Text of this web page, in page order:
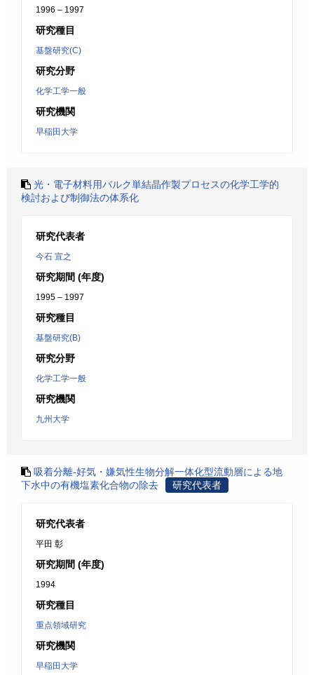
1996 – 1997
研究種目
基盤研究(C)
研究分野
化学工学一般
研究機関
早稲田大学
光・電子材料用バルク単結晶作製プロセスの化学工学的
検討および制御法の体系化
研究代表者
今石 宣之
研究期間 (年度)
1995 – 1997
研究種目
基盤研究(B)
研究分野
化学工学一般
研究機関
九州大学
吸着分離-好気・嫌気性生物分解一体化型流動層による地
下水中の有機塩素化合物の除去
研究代表者
研究代表者
平田 彰
研究期間 (年度)
1994
研究種目
重点領域研究
研究機関
早稲田大学